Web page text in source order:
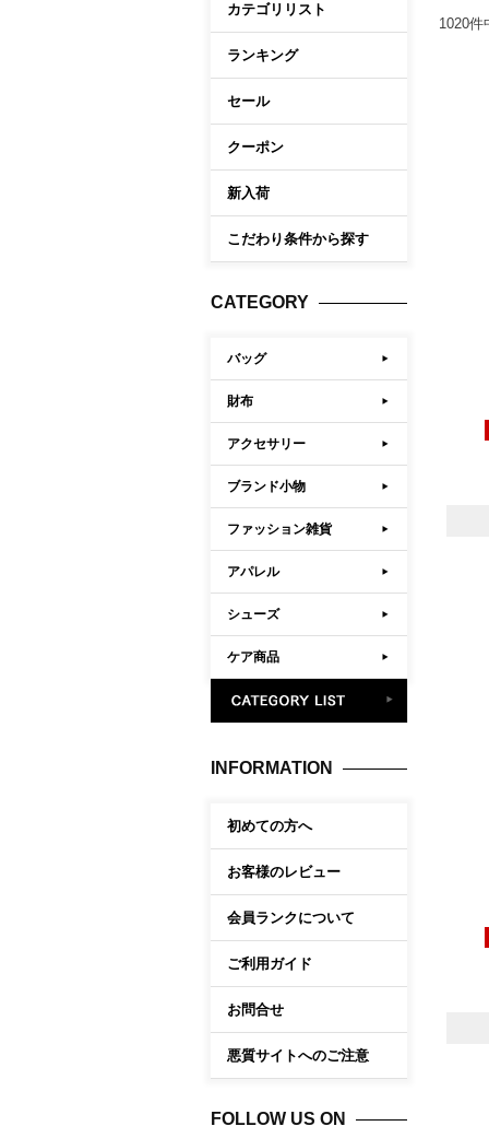
こだわり条件から探す
カテゴリリスト
ランキング
セール
クーポン
新入荷
こだわり条件から探す
CATEGORY
バッグ
財布
アクセサリー
ブランド小物
ファッション雑貨
アパレル
シューズ
ケア商品
INFORMATION
初めての方へ
お客様のレビュー
会員ランクについて
ご利用ガイド
お問合せ
悪質サイトへのご注意
FOLLOW US ON
1020件